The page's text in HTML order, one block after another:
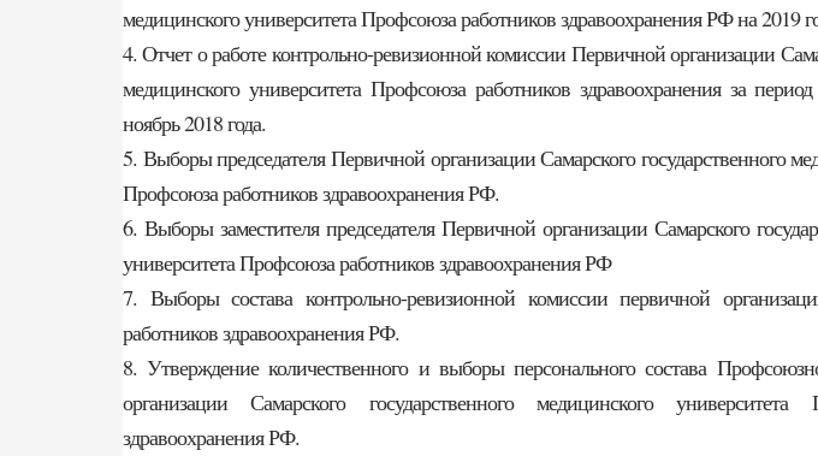
медицинского университета Профсоюза работников здравоохранения РФ на 2019
4. Отчет о работе контрольно-ревизионной комиссии Первичной организации
медицинского университета Профсоюза работников здравоохранения за
ноябрь 2018 года.
5. Выборы председателя Первичной организации Самарского государственного
Профсоюза работников здравоохранения РФ.
6. Выборы заместителя председателя Первичной организации Самарского
университета Профсоюза работников здравоохранения РФ
7. Выборы состава контрольно-ревизионной комиссии первичной
работников здравоохранения РФ.
8. Утверждение количественного и выборы персонального состава
организации Самарского государственного медицинского университета
здравоохранения РФ.